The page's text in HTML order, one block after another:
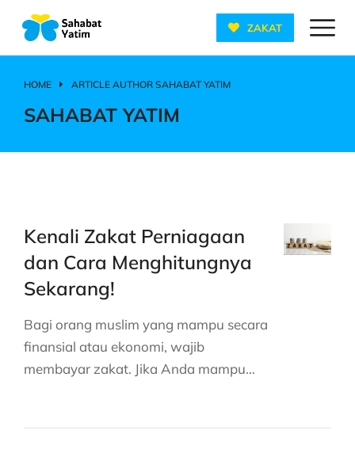
ZAKAT
You are here:
HOME ARTICLE AUTHOR SAHABAT YATIM
SAHABAT YATIM
Kenali Zakat Perniagaan
dan Cara Menghitungnya
Sekarang!
Bagi orang muslim yang mampu secara
finansial atau ekonomi, wajib
membayar zakat. Jika Anda mampu…